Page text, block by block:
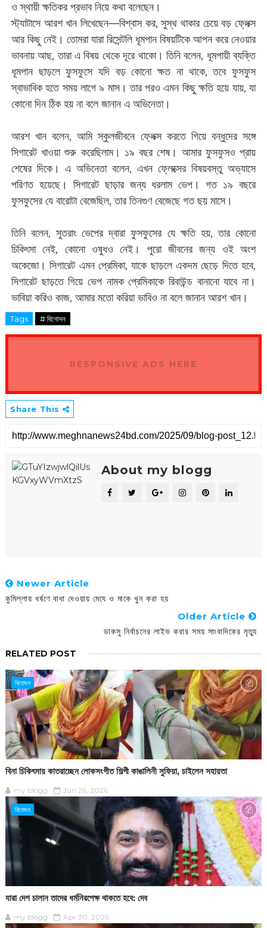
ও স্থায়ী ক্ষতিকর প্রভাব নিয়ে কথা বলেছেন।
স্ট্যাটাসে আরশ খান লিখেছেন—বিশ্বাস কর, সুস্থ থাকার চেয়ে বড় ফ্লেক্স
আর কিছু নেই। তোমরা যারা রিসেন্টলি ধূমপান বিষয়টিকে আপন করে নেওয়ার
ভাবনায় আছ, তারা এ বিষয় থেকে দূরে থাকো। তিনি বলেন, ধূমপায়ী ব্যক্তি
ধূমপান ছাড়লে ফুসফুসে যদি বড় কোনো ক্ষত না থাকে, তবে ফুসফুস
স্বাভাবিক হতে সময় লাগে ৯ মাস। তার পরও এমন কিছু ক্ষতি হয়ে যায়, যা
কোনো দিন ঠিক হয় না বলে জানান এ অভিনেতা।
আরশ খান বলেন, আমি স্কুলজীবনে ফ্লেক্স করতে গিয়ে বন্ধুদের সঙ্গে
সিগারেট খাওয়া শুরু করেছিলাম। ১৯ বছর শেষ। আমার ফুসফুসও প্রায়
শেষের দিকে। এ অভিনেতা বলেন, এখন ফ্লেক্সের বিষয়বস্তু অভ্যাসে
পরিণত হয়েছে। সিগারেট ছাড়ার জন্য ধরলাম ভেপ। গত ১৯ বছরে
ফুসফুসের যে বারোটা বেজেছিল, তার তিনগুণ বেজেছে গত ছয় মাসে।
তিনি বলেন, সুতরাং ভেপের দ্বারা ফুসফুসের যে ক্ষতি হয়, তার কোনো
চিকিৎসা নেই, কোনো ওষুধও নেই। পুরো জীবনের জন্য ওই অংশ
অকেজো। সিগারেট এমন প্রেমিকা, যাকে ছাড়লে একদম ছেড়ে দিতে হবে,
সিগারেট ছাড়তে গিয়ে ভেপ নামক প্রেমিকাকে রিবাউন্ড বানানো যাবে না।
ভাবিয়া করিও কাজ, আমার মতো করিয়া ভাবিও না বলে জানান আরশ খান।
Tags # বিনোদন
RESPONSIVE ADS HERE
Share This
About my blogg
Newer Article
কুমিল্লায় ধর্ষণে বাধা দেওয়ায় মেযে ও মাকে খুন করা হয়
Older Article
ডাকসু নির্বাচনের লাইভ করার সময় সাংবাদিকের মৃত্যু
RELATED POST
বিনোদন
বিনা চিকিৎসায় কাতরাচ্ছেন লোকসংগীত শিল্পী কাঙালিনী সুফিয়া, চাইলেন সহায়তা
my blogg Jun 26, 2026
বিনোদন
যারা দেশ চালান তাদের ধর্মনিরপেক্ষ থাকতে হবে: দেব
my blogg Apr 30, 2026